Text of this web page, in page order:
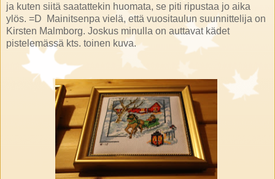
ja kuten siitä saatattekin huomata, se piti ripustaa jo aika
ylös. =D Mainitsenpa vielä, että vuositaulun suunnittelija on
Kirsten Malmborg. Joskus minulla on auttavat kädet
pistelemässä kts. toinen kuva.